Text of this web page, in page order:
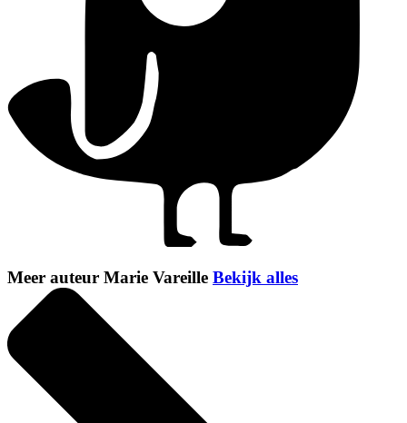
Meer auteur Marie Vareille Bekijk alles